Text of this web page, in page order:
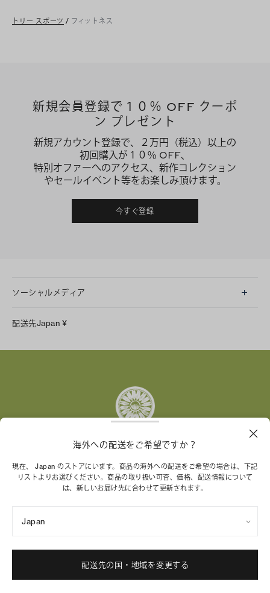
トリー スポーツ / フィットネス
新規会員登録で１０％ OFF クーポ
ン プレゼント
新規アカウント登録で、２万円（税込）以上の
初回購入が１０％ OFF、
特別オファーへのアクセス、新作コレクション
やセールイベント等をお楽しみ頂けます。
今すぐ登録
ソーシャルメディア
Facebook
配送先Japan ¥
トリー バーチ財団は、女性起業家が持続可能な企業を築
くことを支援しています。
サイトマップ
Cookie 設定
海外への配送をご希望ですか？
現在、 Japan のストアにいます。商品の海外への配送をご希望の場合は、下記
リストよりお選びください。商品の取り扱い可否、価格、配送情報について
は、新しいお届け先に合わせて更新されます。
Japan
配送先の国・地域を変更する